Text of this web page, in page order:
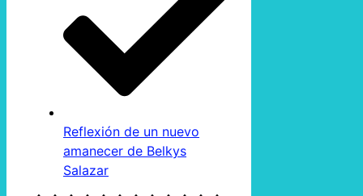
Reflexión de un nuevo
amanecer de Belkys
Salazar